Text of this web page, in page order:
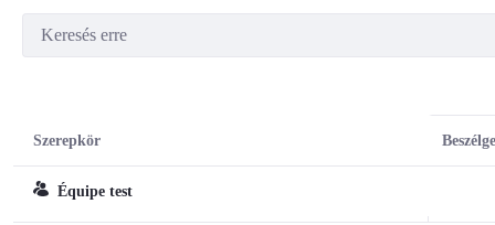
Szerepkör
CsapatÉquipe test